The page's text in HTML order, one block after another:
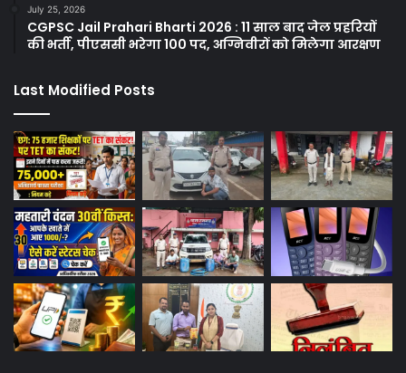
July 25, 2026
CGPSC Jail Prahari Bharti 2026 : 11 साल बाद जेल प्रहरियों
की भर्ती, पीएससी भरेगा 100 पद, अग्निवीरों को मिलेगा आरक्षण
Last Modified Posts